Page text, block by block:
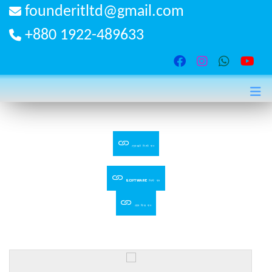
founderitltd@gmail.com
+880 1922-489633
প্রোডাক্ট লিস্টে যান
SOFTWARE লিস্টে যান
হোমে ফিরে যান